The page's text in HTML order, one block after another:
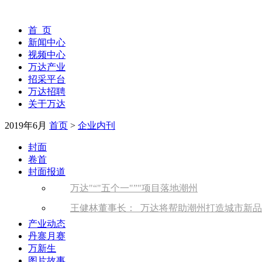
首 页
新闻中心
视频中心
万达产业
招采平台
万达招聘
关于万达
2019年6月 首页 > 企业内刊
封面
卷首
封面报道
万达 “ 五个一 ” 项目落地潮州
王健林董事长： 万达将帮助潮州打造城市新
产业动态
丹寨月赛
万新生